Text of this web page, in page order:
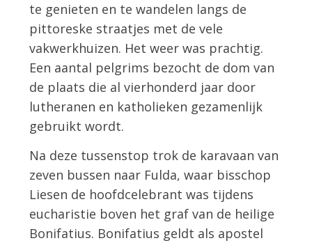
te genieten en te wandelen langs de
pittoreske straatjes met de vele
vakwerkhuizen. Het weer was prachtig.
Een aantal pelgrims bezocht de dom van
de plaats die al vierhonderd jaar door
lutheranen en katholieken gezamenlijk
gebruikt wordt.
Na deze tussenstop trok de karavaan van
zeven bussen naar Fulda, waar bisschop
Liesen de hoofdcelebrant was tijdens
eucharistie boven het graf van de heilige
Bonifatius. Bonifatius geldt als apostel